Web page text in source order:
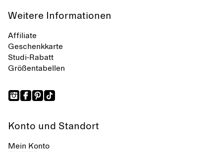
Weitere Informationen
Affiliate
Geschenkkarte
Studi-Rabatt
Größentabellen
Konto und Standort
Mein Konto